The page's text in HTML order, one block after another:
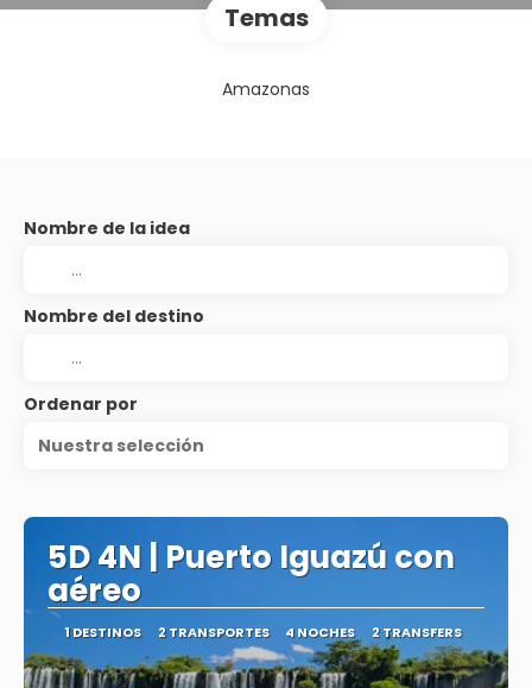
Temas
Amazonas
Nombre de la idea
Nombre del destino
Ordenar por
Nuestra selección
5D 4N | Puerto Iguazú con
aéreo
1 DESTINOS 2 TRANSPORTES 4 NOCHES 2 TRANSFERS